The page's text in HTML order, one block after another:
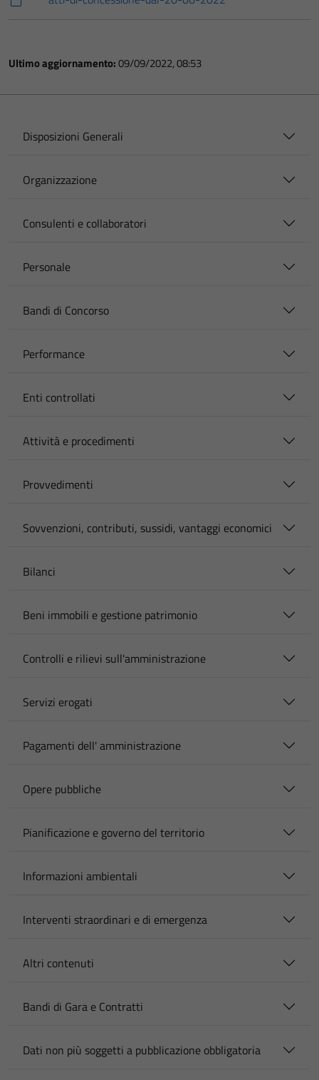
Ultimo aggiornamento:09/09/2022, 08:53
Disposizioni Generali
Organizzazione
Consulenti e collaboratori
Personale
Bandi di Concorso
Performance
Enti controllati
Attività e procedimenti
Provvedimenti
Sovvenzioni, contributi, sussidi, vantaggi economici
Bilanci
Beni immobili e gestione patrimonio
Controlli e rilievi sull'amministrazione
Servizi erogati
Pagamenti dell' amministrazione
Opere pubbliche
Pianificazione e governo del territorio
Informazioni ambientali
Interventi straordinari e di emergenza
Altri contenuti
Bandi di Gara e Contratti
Dati non più soggetti a pubblicazione obbligatoria